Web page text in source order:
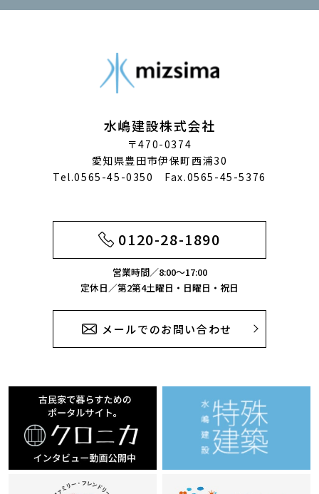
水嶋建設株式会社
〒470-0374
愛知県豊田市伊保町西浦30
Tel.0565-45-0350 Fax.0565-45-5376
0120-28-1890
営業時間／8:00～17:00
定休日／第2第4土曜日・日曜日・祝日
メールでのお問い合わせ